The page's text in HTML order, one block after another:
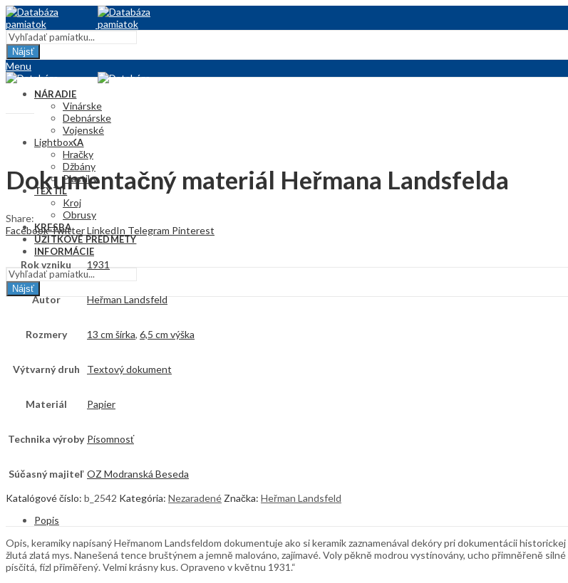
Nájsť
Menu
NÁRADIE
Vinárske
Debnárske
Vojenské
KERAMIKA
Hračky
Džbány
Plastiky
TEXTIL
Kroj
Obrusy
KRESBA
ÚŽITKOVÉ PREDMETY
INFORMÁCIE
Nájsť
Lightbox
Dokumentačný materiál Heřmana Landsfelda
Share:
FacebookTwitterLinkedIn Telegram Pinterest
Rok vzniku 1931
Autor Heřman Landsfeld
Rozmery 13 cm šírka, 6,5 cm výška
Výtvarný druh Textový dokument
Materiál Papier
Technika výroby Písomnosť
Súčasný majiteľ OZ Modranská Beseda
Katalógové číslo: b_2542 Kategória: Nezaradené Značka: Heřman Landsfeld
Popis
Opis, keramiky napísaný Heřmanom Landsfeldom dokumentuje ako si keramik zaznamenával dekóry pri dokumentácii historickej
žlutá zlatá mys. Nanešená tence bruštýnem a jemně malováno, zajímavé. Voly pěkně modrou vystínovány, ucho přimněřeně
písčitá, fízl přiměřený. Velmi krásny kus. Opraveno v květnu 1931.“